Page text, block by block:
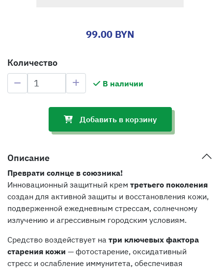
99.00 BYN
Количество
В наличии
Добавить в корзину
Описание
Преврати солнце в союзника!
Инновационный защитный крем третьего поколения
создан для активной защиты и восстановления кожи,
подверженной ежедневным стрессам, солнечному
излучению и агрессивным городским условиям.
Средство воздействует на три ключевых фактора
старения кожи — фотостарение, оксидативный
стресс и ослабление иммунитета, обеспечивая